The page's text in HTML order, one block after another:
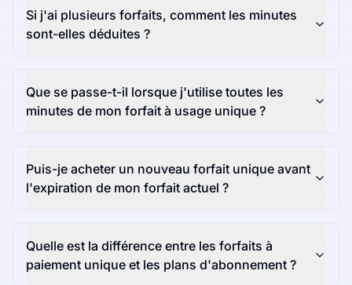
Si j'ai plusieurs forfaits, comment les minutes
sont-elles déduites ?
Que se passe-t-il lorsque j'utilise toutes les
minutes de mon forfait à usage unique ?
Puis-je acheter un nouveau forfait unique avant
l'expiration de mon forfait actuel ?
Quelle est la différence entre les forfaits à
paiement unique et les plans d'abonnement ?